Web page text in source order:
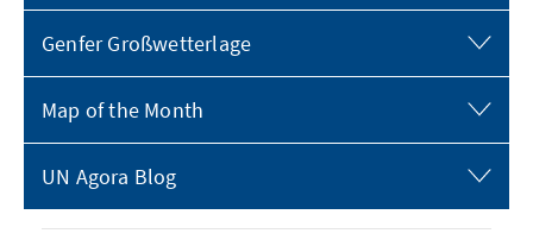
Genfer Großwetterlage
Map of the Month
UN Agora Blog